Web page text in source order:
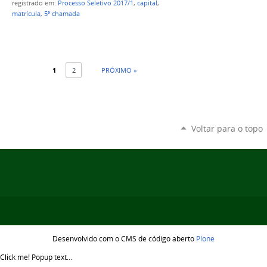
registrado em: Processo Seletivo 2017/1, capital,
matrícula, 5ª chamada
1 2 PRÓXIMO »
Voltar para o topo
Desenvolvido com o CMS de código aberto Plone
Click me! Popup text...